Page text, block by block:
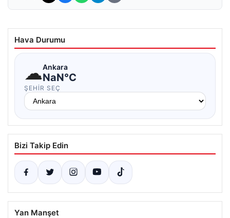
Hava Durumu
☁Ankara
NaN°C
ŞEHIR SEÇ
Bizi Takip Edin
Yan Manşet